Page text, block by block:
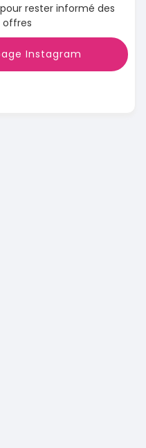
rester informé des
offres
Instagram